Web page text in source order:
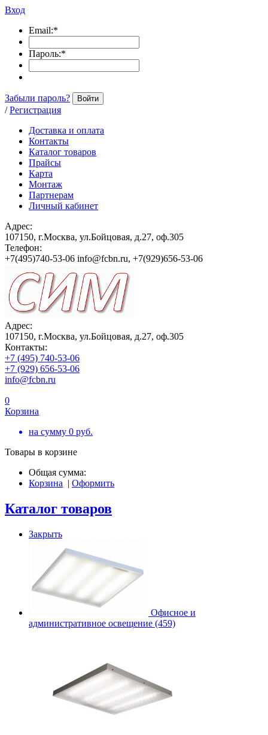
Вход
Email:*
Пароль:*
Забыли пароль? Войти
/ Регистрация
Доставка и оплата
Контакты
Каталог товаров
Прайсы
Карта
Монтаж
Партнерам
Личный кабинет
Адрес:
107150, г.Москва, ул.Бойцовая, д.27, оф.305
Телефон:
+7(495)740-53-06 info@fcbn.ru, +7(929)656-53-06
Адрес:
107150, г.Москва, ул.Бойцовая, д.27, оф.305
Контакты:
+7 (495) 740-53-06
+7 (929) 656-53-06
info@fcbn.ru
0
Корзина
на сумму 0 руб.
Товары в корзине
Общая сумма:
Корзина | Оформить
Каталог товаров
Закрыть
Офисное и
административное освещение (459)